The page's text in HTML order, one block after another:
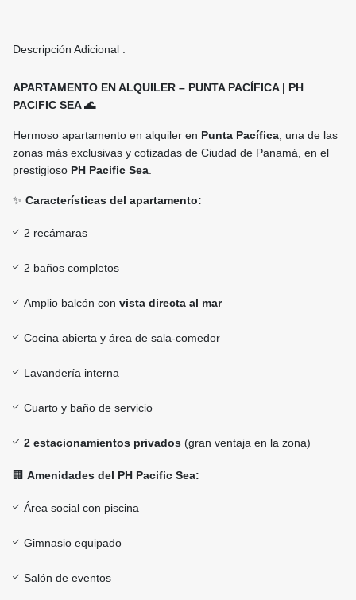
Descripción Adicional :
APARTAMENTO EN ALQUILER – PUNTA PACÍFICA | PH
PACIFIC SEA 🌊
Hermoso apartamento en alquiler en Punta Pacífica , una de las
zonas más exclusivas y cotizadas de Ciudad de Panamá, en el
prestigioso PH Pacific Sea
✨ Características del apartamento:
2 recámaras
2 baños completos
Amplio balcón con vista directa al mar
Cocina abierta y área de sala-comedor
Lavandería interna
Cuarto y baño de servicio
2 estacionamientos privados (gran ventaja en la zona)
🏢 Amenidades del PH Pacific Sea:
Área social con piscina
Gimnasio equipado
Salón de eventos